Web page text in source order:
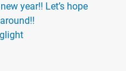
year!! Let’s hope